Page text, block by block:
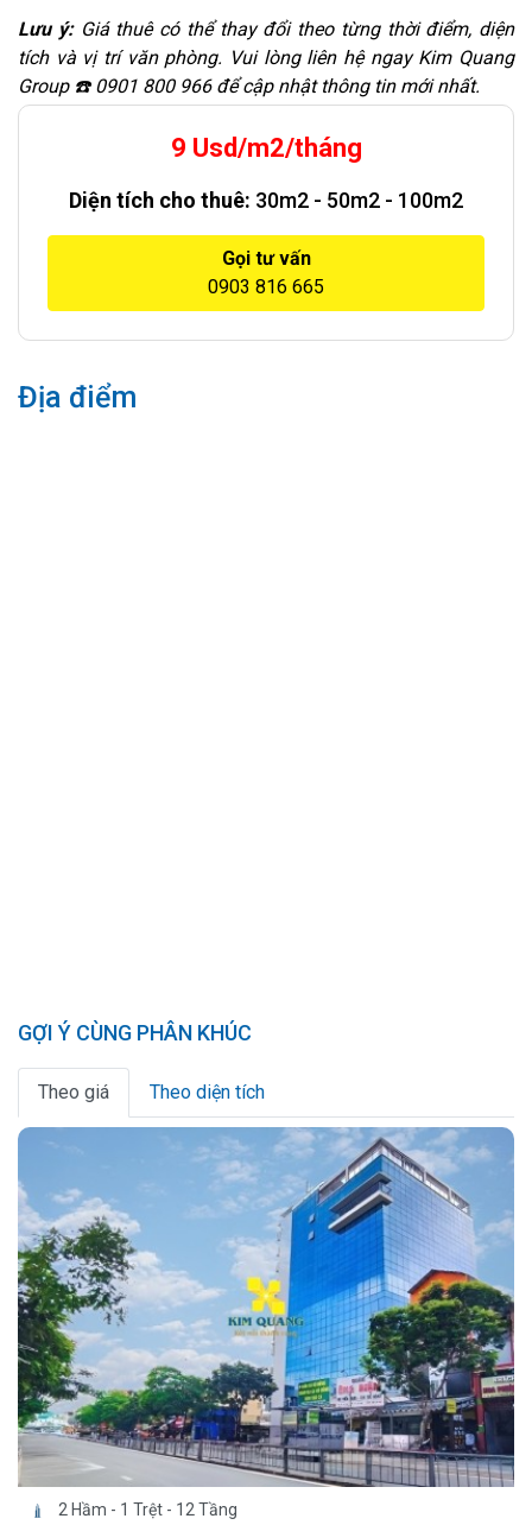
Lưu ý: Giá thuê có thể thay đổi theo từng thời điểm, diện
tích và vị trí văn phòng. Vui lòng liên hệ ngay Kim Quang
Group ☎️ 0901 800 966 để cập nhật thông tin mới nhất.
9 Usd/m2/tháng
Diện tích cho thuê: 30m2 - 50m2 - 100m2
Gọi tư vấn
0903 816 665
Địa điểm
GỢI Ý CÙNG PHÂN KHÚC
Theo giá Theo diện tích
2 Hầm - 1 Trệt - 12 Tầng